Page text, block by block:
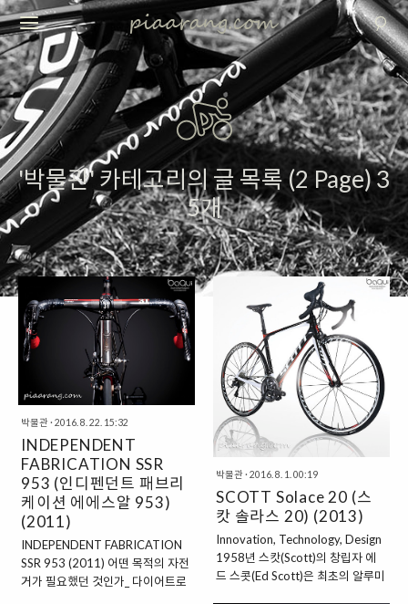
'박물관' 카테고리의 글 목록 (2 Page) 3
5개
박물관· 2016. 8. 22. 15:32
INDEPENDENT
FABRICATION SSR
953 (인디펜던트 패브리
케이션 에에스알 953)
(2011)
INDEPENDENT FABRICATION
SSR 953 (2011) 어떤 목적의 자전
거가 필요했던 것인가_ 다이어트로
박물관· 2016. 8. 1. 00:19
SCOTT Solace 20 (스
캇 솔라스 20) (2013)
Innovation, Technology, Design
1958년 스캇(Scott)의 창립자 에
드 스콧(Ed Scott)은 최초의 알루미